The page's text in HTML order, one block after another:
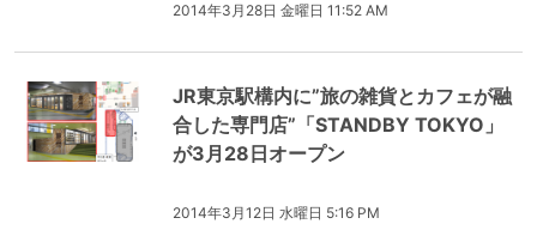
2014年3月28日 金曜日 11:52 AM
JR東京駅構内に”旅の雑貨とカフェが融
合した専門店”「STANDBY TOKYO」
が3月28日オープン
2014年3月12日 水曜日 5:16 PM